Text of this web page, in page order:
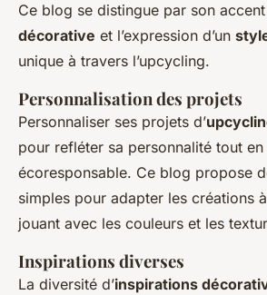
Ce blog se distingue par son accent
décorative et l’expression d’un
unique à travers l’upcycling.
Personnalisation des projets
Personnaliser ses projets d’
pour refléter sa personnalité tout en
écoresponsable. Ce blog propose
simples pour adapter les créations
jouant avec les couleurs et les
Inspirations diverses
La diversité d’inspirations